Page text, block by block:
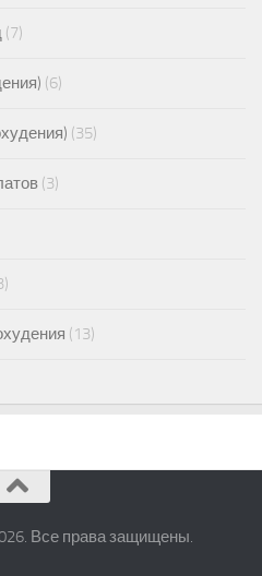
(7)
(6)
(35)
(3)
(13)
Все права защищены.